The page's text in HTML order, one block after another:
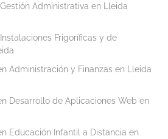
Administrativa en Lleida
Frigoríficas y de
Administración y Finanzas en Lleida
Desarrollo de Aplicaciones Web en
Educación Infantil a Distancia en